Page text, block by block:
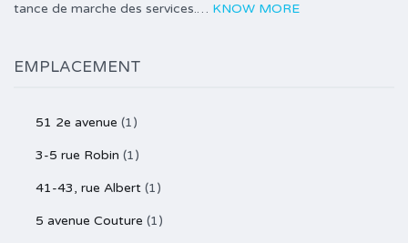
tance de marche des services.… KNOW MORE
EMPLACEMENT
51 2e avenue (1)
3-5 rue Robin (1)
41-43, rue Albert (1)
5 avenue Couture (1)